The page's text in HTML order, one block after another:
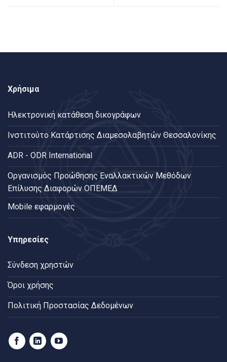
Χρήσιμα
Ηλεκτρονική κατάθεση δικογράφων
Ινστιτούτο Κατάρτισης Διαμεσολαβητών Θεσσαλονίκης
ADR - ODR International
Oργανισμός Προώθησης Εναλλακτικών Μεθόδων
Επίλυσης Διαφορών ΟΠΕΜΕΔ
Mobile εφαρμογές
Υπηρεσίες
Σύνδεση χρηστών
Όροι χρήσης
Πολιτική Προστασίας Δεδομένων